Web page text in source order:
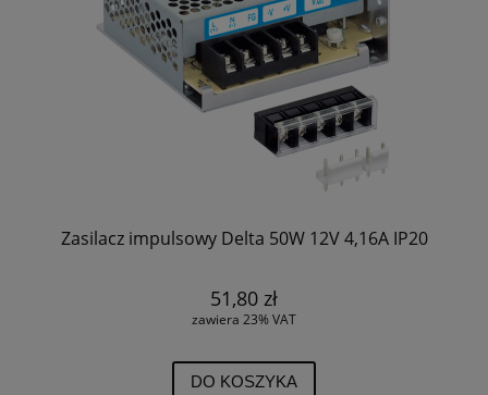
Zasilacz impulsowy Delta 50W 12V 4,16A IP20
51,80 zł
zawiera 23% VAT
DO KOSZYKA